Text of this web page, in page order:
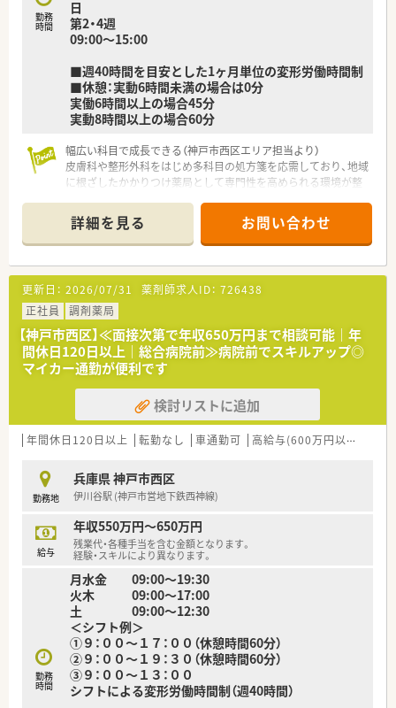
勤務
時間
日
第2・4週
09:00～15:00
■週40時間を目安とした1ヶ月単位の変形労働時間制
■休憩：実動6時間未満の場合は0分
実働6時間以上の場合45分
実動8時間以上の場合60分
幅広い科目で成長できる（神戸市西区エリア担当より）
皮膚科や整形外科をはじめ多科目の処方箋を応需しており、地域
に根ざしたかかりつけ薬局として専門性を高められる環境が整
【店舗情報と応需状況について】
■内科や整形外科をはじめ皮膚科などの多科目を応需しており、
1日200枚の処方箋に対応しています。
■地下鉄西神線の駅から徒歩2分の好立地にあり、通勤に便利な
だけでなく地域の方にも親しまれています。
■薬剤師は常勤6名体制と手厚く配置されており、施設や居宅の
在宅医療にも積極的に取り組んでおります。
【法人特徴について】
■兵庫県と大阪府を中心にグループで100店舗以上を展開して
おり、地域医療を確実にサポートしています。
■ドラッグストアやクリニックと連携した三位一体の体制を築
き、患者様に適切なアドバイスを提供しています。
■かかりつけ薬局として管理栄養士による栄養指導や在宅訪問
【求人情報について】
■年間休日は120日以上確保されており、年に7日連続で休みが
取得できるリフレッシュ休暇制度もあります。
■ご実家から15キロ以上離れた場所での一人暮らしの方には、
月額5万円の充実した住宅手当が支給されます。
■給与はご経験やスキルを考慮して450万円から600万円で設定
されており、充実した各種手当も魅力です。
【勤務実態について】
■正社員の場合の通勤時間は片道60分程度を目安に配属店舗が
決定されるため、無理なく通うことができます。
■パートスタッフのシフトから決定し、その穴埋めを正社員で行
うなど、柔軟で働きやすい体制を整えています。
■平均処方箋処理枚数は1人あたり30名程度と忙しい環境です
詳細を見る お問い合わせ
更新日： 2026/07/31 薬剤師求人ID： 726438
正社員
調剤薬局
【神戸市西区】≪面接次第で年収650万円まで相談可能｜年
間休日120日以上｜総合病院前≫病院前でスキルアップ◎
マイカー通勤が便利です
検討リストに追加
年間休日120日以上 転勤なし 車通勤可 高給与(600万円以上)
勤務地
兵庫県 神戸市西区
伊川谷駅 (神戸市営地下鉄西神線)
給与
年収550万円～650万円
残業代・各種手当を含む金額となります。
経験・スキルにより異なります。
勤務
時間
月水金 09:00～19:30
火木 09:00～17:00
土 09:00～12:30
＜シフト例＞
①９：００～１７：００（休憩時間60分）
②９：００～１９：３０（休憩時間60分）
③９：００～１３：００
シフトによる変形労働時間制（週40時間）